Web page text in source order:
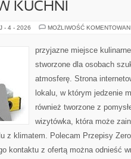
KUCHNI
- 4 - 2026 MOŻLIWOŚĆ
przyjazne miejsce
stworzone dla osobach
atmosferę. Strona
lokalu, w którym jedzenie
również tworzone z
wizytówka, która może
z klimatem. Polecam Przepisy
kontaktu z ofertą można odnieść